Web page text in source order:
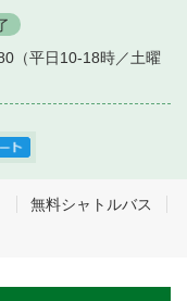
（平日10-18時／土曜
無料シャトルバス